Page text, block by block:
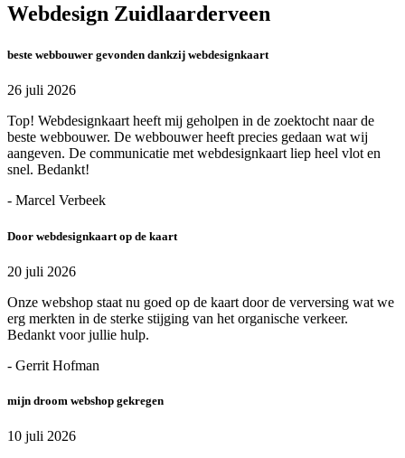
Webdesign Zuidlaarderveen
beste webbouwer gevonden dankzij webdesignkaart
26 juli 2026
Top! Webdesignkaart heeft mij geholpen in de zoektocht naar de
beste webbouwer. De webbouwer heeft precies gedaan wat wij
aangeven. De communicatie met webdesignkaart liep heel vlot en
snel. Bedankt!
- Marcel Verbeek
Door webdesignkaart op de kaart
20 juli 2026
Onze webshop staat nu goed op de kaart door de verversing wat we
erg merkten in de sterke stijging van het organische verkeer.
Bedankt voor jullie hulp.
- Gerrit Hofman
mijn droom webshop gekregen
10 juli 2026